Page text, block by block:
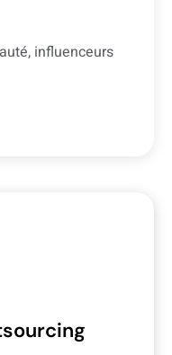
influenceurs